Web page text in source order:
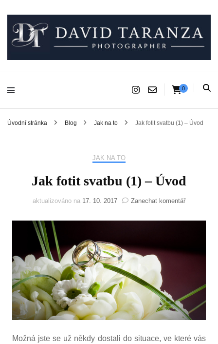
David Taranza
Fotograf pro chvíle, na kterých záleží.
0
Úvodní stránka Blog Jak na to Jak fotit svatbu (1) – Úvod
JAK NA TO
Jak fotit svatbu (1) – Úvod
aktualizováno na 17. 10. 2017 Zanechat komentářna
fotit
Možná jste se už někdy dostali do situace, ve které vás